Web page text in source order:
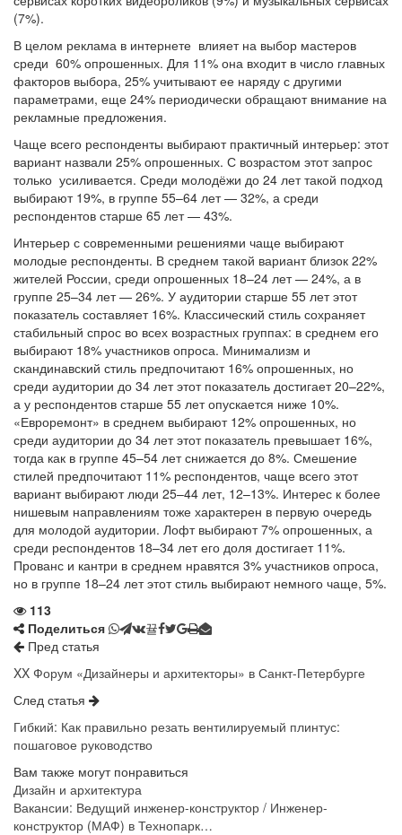
(7%).
В целом реклама в интернете влияет на выбор мастеров
среди 60% опрошенных. Для 11% она входит в число главных
факторов выбора, 25% учитывают ее наряду с другими
параметрами, еще 24% периодически обращают внимание на
рекламные предложения.
Чаще всего респонденты выбирают практичный интерьер: этот
вариант назвали 25% опрошенных. С возрастом этот запрос
только усиливается. Среди молодёжи до 24 лет такой подход
выбирают 19%, в группе 55–64 лет — 32%, а среди
респондентов старше 65 лет — 43%.
Интерьер с современными решениями чаще выбирают
молодые респонденты. В среднем такой вариант близок 22%
жителей России, среди опрошенных 18–24 лет — 24%, а в
группе 25–34 лет — 26%. У аудитории старше 55 лет этот
показатель составляет 16%. Классический стиль сохраняет
стабильный спрос во всех возрастных группах: в среднем его
выбирают 18% участников опроса. Минимализм и
скандинавский стиль предпочитают 16% опрошенных, но
среди аудитории до 34 лет этот показатель достигает 20–22%,
а у респондентов старше 55 лет опускается ниже 10%.
«Евроремонт» в среднем выбирают 12% опрошенных, но
среди аудитории до 34 лет этот показатель превышает 16%,
тогда как в группе 45–54 лет снижается до 8%. Смешение
стилей предпочитают 11% респондентов, чаще всего этот
вариант выбирают люди 25–44 лет, 12–13%. Интерес к более
нишевым направлениям тоже характерен в первую очередь
для молодой аудитории. Лофт выбирают 7% опрошенных, а
среди респондентов 18–34 лет его доля достигает 11%.
Прованс и кантри в среднем нравятся 3% участников опроса,
но в группе 18–24 лет этот стиль выбирают немного чаще, 5%.
113
Поделиться
Пред статья
XX Форум «Дизайнеры и архитекторы» в Санкт-Петербурге
След статья
Гибкий: Как правильно резать вентилируемый плинтус:
пошаговое руководство
Вам также могут понравиться
Дизайн и архитектура
Вакансии: Ведущий инженер-конструктор / Инженер-
конструктор (МАФ) в Технопарк…